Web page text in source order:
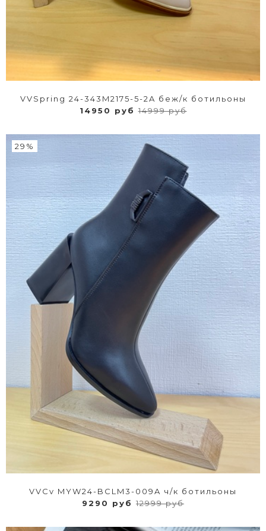
VVSpring 24-343M2175-5-2A беж/к ботильоны
14950 руб14999 руб
29%
VVCv MYW24-BCLM3-009A ч/к ботильоны
9290 руб 12999 руб